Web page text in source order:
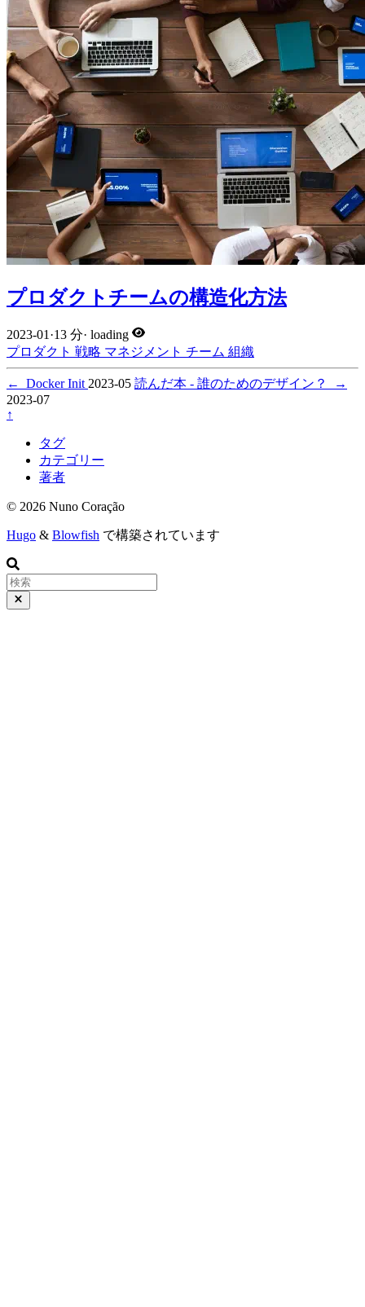
プロダクトチームの構造化方法
2023-01·13 分· loading
プロダクト 戦略 マネジメント チーム 組織
← Docker Init2023-05 読んだ本 - 誰のためのデザイン？
→
2023-07
↑
タグ
カテゴリー
著者
© 2026 Nuno Coração
Hugo & Blowfish で構築されています